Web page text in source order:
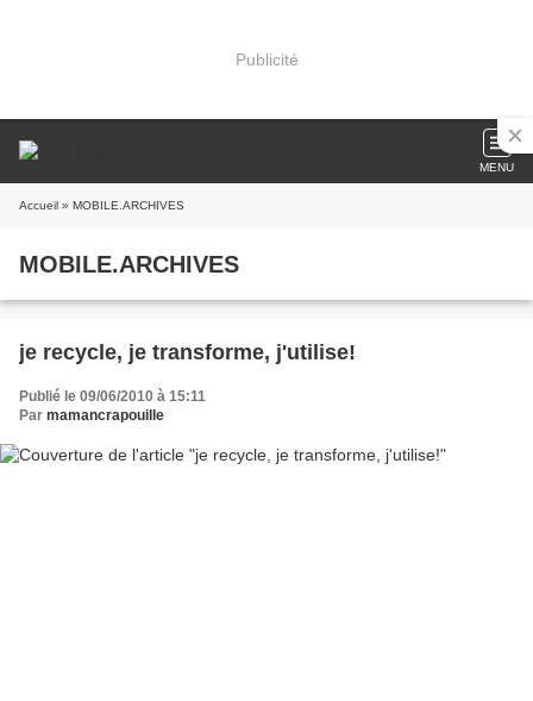
Publicité
MENU
Accueil » MOBILE.ARCHIVES
MOBILE.ARCHIVES
je recycle, je transforme, j'utilise!
Publié le 09/06/2010 à 15:11
Par mamancrapouille